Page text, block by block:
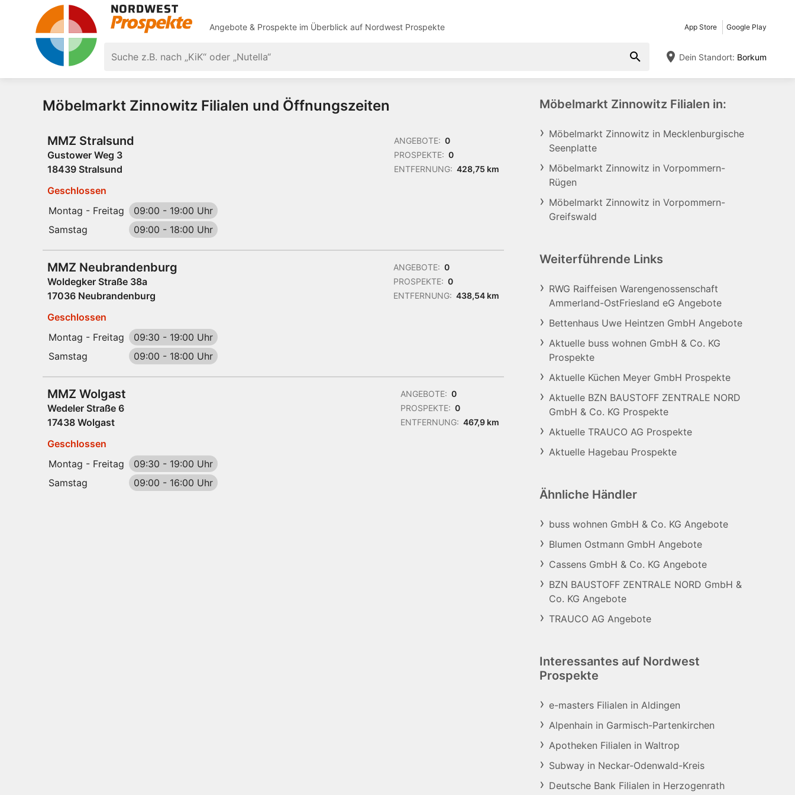
Angebote & Prospekte im Überblick auf Nordwest Prospekte App Store Google Play
Dein Standort: Borkum
Möbelmarkt Zinnowitz Filialen und Öffnungszeiten
MMZ Stralsund
Gustower Weg 3
18439 Stralsund
ANGEBOTE: 0
PROSPEKTE: 0
ENTFERNUNG: 428,75 km
Geschlossen
Montag - Freitag
09:00 - 19:00 Uhr
Samstag
09:00 - 18:00 Uhr
MMZ Neubrandenburg
Woldegker Straße 38a
17036 Neubrandenburg
ANGEBOTE: 0
PROSPEKTE: 0
ENTFERNUNG: 438,54 km
Geschlossen
Montag - Freitag
09:30 - 19:00 Uhr
Samstag
09:00 - 18:00 Uhr
MMZ Wolgast
Wedeler Straße 6
17438 Wolgast
ANGEBOTE: 0
PROSPEKTE: 0
ENTFERNUNG: 467,9 km
Geschlossen
Montag - Freitag
09:30 - 19:00 Uhr
Samstag
09:00 - 16:00 Uhr
Möbelmarkt Zinnowitz Filialen in:
Möbelmarkt Zinnowitz in Mecklenburgische
Seenplatte
Möbelmarkt Zinnowitz in Vorpommern-
Rügen
Möbelmarkt Zinnowitz in Vorpommern-
Greifswald
Weiterführende Links
RWG Raiffeisen Warengenossenschaft
Ammerland-OstFriesland eG Angebote
Bettenhaus Uwe Heintzen GmbH Angebote
Aktuelle buss wohnen GmbH & Co. KG
Prospekte
Aktuelle Küchen Meyer GmbH Prospekte
Aktuelle BZN BAUSTOFF ZENTRALE NORD
GmbH & Co. KG Prospekte
Aktuelle TRAUCO AG Prospekte
Aktuelle Hagebau Prospekte
Ähnliche Händler
buss wohnen GmbH & Co. KG Angebote
Blumen Ostmann GmbH Angebote
Cassens GmbH & Co. KG Angebote
BZN BAUSTOFF ZENTRALE NORD GmbH &
Co. KG Angebote
TRAUCO AG Angebote
Interessantes auf Nordwest
Prospekte
e-masters Filialen in Aldingen
Alpenhain in Garmisch-Partenkirchen
Apotheken Filialen in Waltrop
Subway in Neckar-Odenwald-Kreis
Deutsche Bank Filialen in Herzogenrath